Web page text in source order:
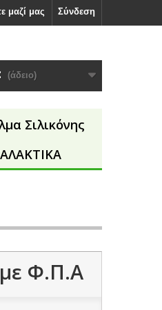
Σύνδεση
μαζί μας
(άδειο)
Σιλικόνης
με Φ.Π.Α